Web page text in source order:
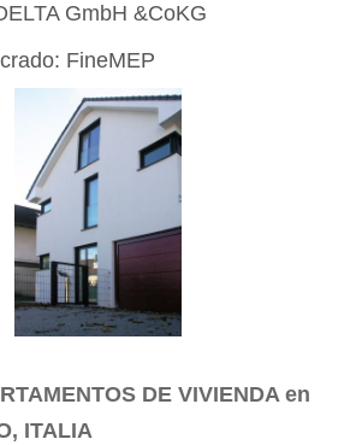
4
GmbH &CoKG
FineMEP
DE VIVIENDA en
ITALIA